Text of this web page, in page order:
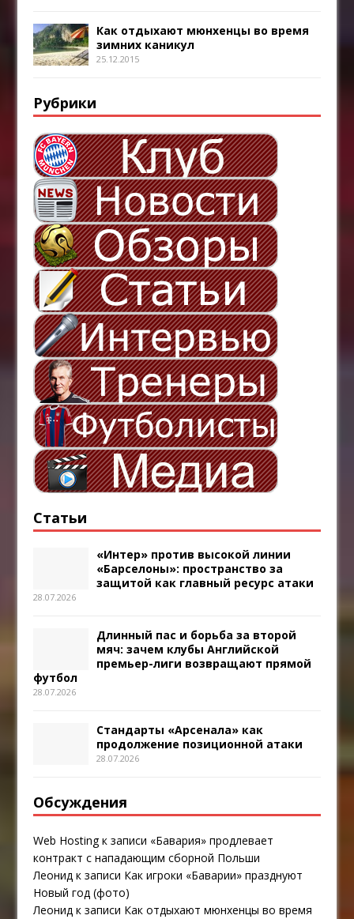
Как отдыхают мюнхенцы во время
зимних каникул
25.12.2015
Рубрики
Статьи
«Интер» против высокой линии
«Барселоны»: пространство за
защитой как главный ресурс атаки
28.07.2026
Длинный пас и борьба за второй
мяч: зачем клубы Английской
премьер-лиги возвращают прямой
футбол
28.07.2026
Стандарты «Арсенала» как
продолжение позиционной атаки
28.07.2026
Обсуждения
Web Hostingк записи «Бавария» продлевает
контракт с нападающим сборной Польши
Леонид к записи Как игроки «Баварии» празднуют
Новый год (фото)
Леонид к записи Как отдыхают мюнхенцы во время